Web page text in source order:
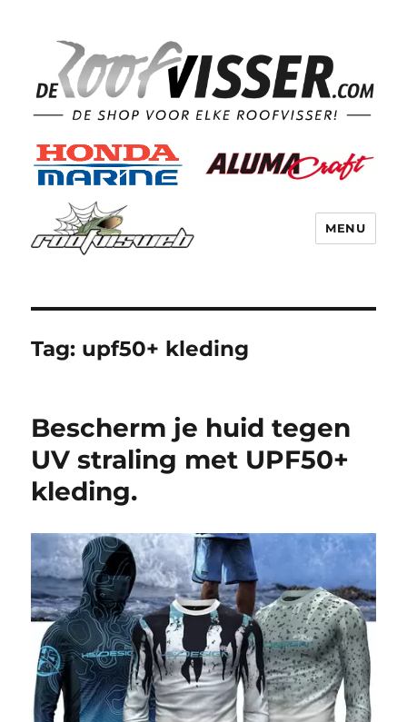
MENU
Tag: upf50+ kleding
Bescherm je huid tegen
UV straling met UPF50+
kleding.